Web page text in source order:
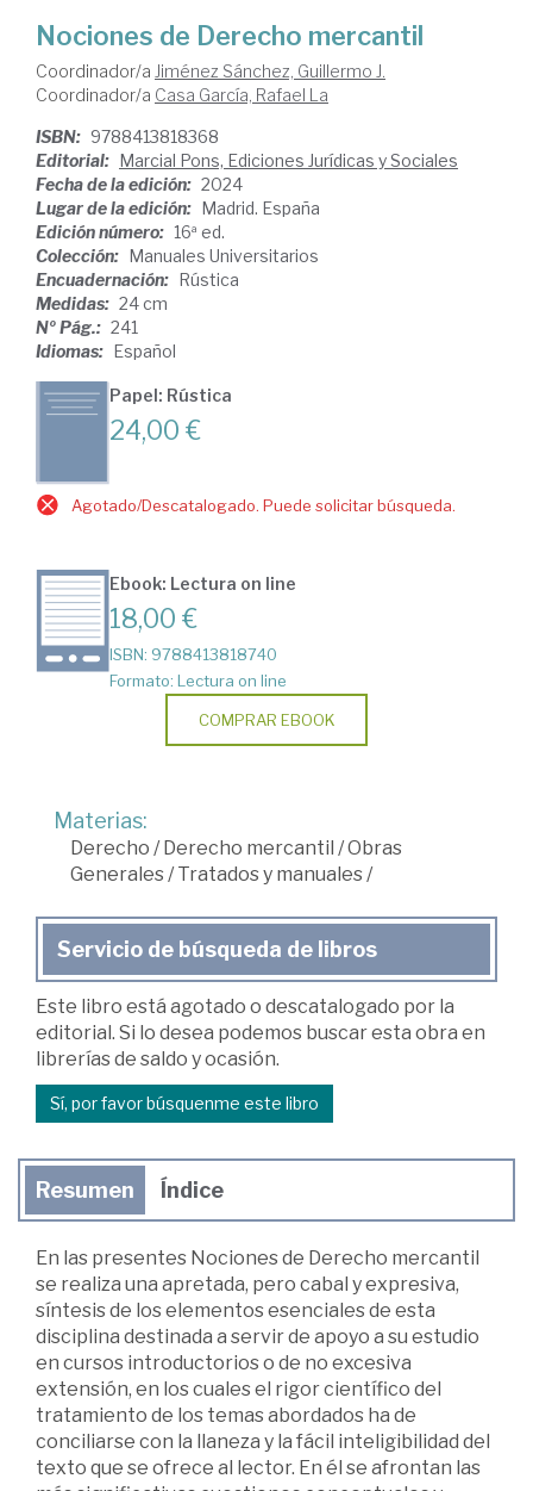
Nociones de Derecho mercantil
Coordinador/a Jiménez Sánchez, Guillermo J.
Coordinador/a Casa García, Rafael La
ISBN: 9788413818368
Editorial: Marcial Pons, Ediciones Jurídicas y Sociales
Fecha de la edición: 2024
Lugar de la edición: Madrid. España
Edición número: 16ª ed.
Colección: Manuales Universitarios
Encuadernación: Rústica
Medidas: 24 cm
Nº Pág.: 241
Idiomas: Español
Papel: Rústica
24,00 €
Agotado/Descatalogado. Puede solicitar búsqueda.
Ebook: Lectura on line
18,00 €
ISBN: 9788413818740
Formato: Lectura on line
COMPRAR EBOOK
Materias:
Derecho / Derecho mercantil /Obras
Generales/Tratados y manuales/
Servicio de búsqueda de libros
Este libro está agotado o descatalogado por la
editorial. Si lo desea podemos buscar esta obra en
librerías de saldo y ocasión.
Sí, por favor búsquenme este libro
Resumen Índice
En las presentes Nociones de Derecho mercantil
se realiza una apretada, pero cabal y expresiva,
síntesis de los elementos esenciales de esta
disciplina destinada a servir de apoyo a su estudio
en cursos introductorios o de no excesiva
extensión, en los cuales el rigor científico del
tratamiento de los temas abordados ha de
conciliarse con la llaneza y la fácil inteligibilidad del
texto que se ofrece al lector. En él se afrontan las